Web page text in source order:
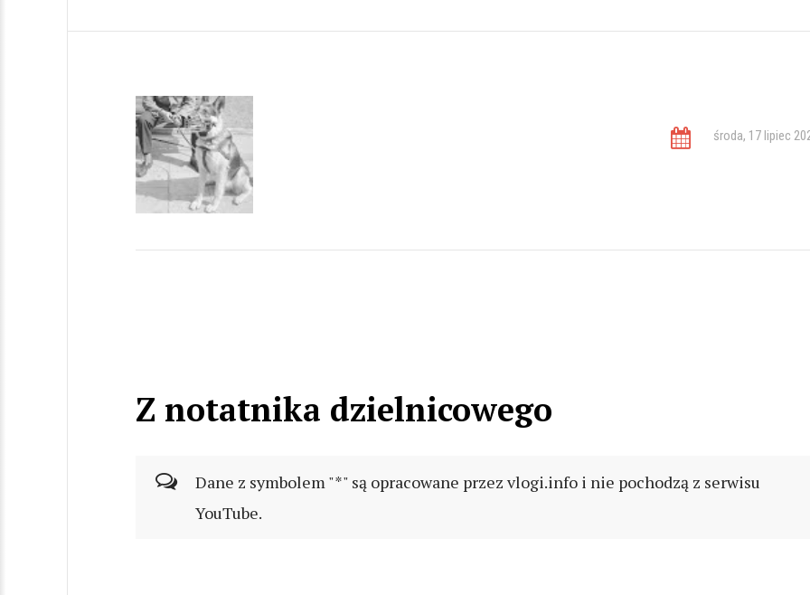
środa, 17 lipiec
Z notatnika dzielnicowego
Dane z symbolem "*" są opracowane przez vlogi.info i nie pochodzą z serwisu
YouTube.